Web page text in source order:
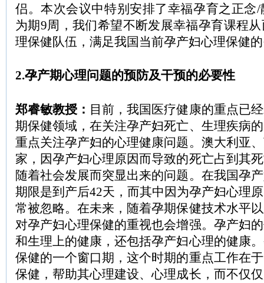
侣。本次会议中特别安排了幸福孕育之正念
为期9周，我们希望不断发展幸福孕育课程
理保健队伍，满足我国当前孕产妇心理保健
2.孕产期心理问题的预防及干预的必要性
郑睿敏教授： 目前，我国医疗健康的重点已
期保健领域，在关注孕产妇死亡、生理疾病
重点关注孕产妇的心理健康问题。澳大利亚
家，因孕产妇心理原因而导致的死亡占到其
随着社会发展而突显出来的问题。在我国孕
期限是到产后42天，而其中因为孕产妇心理
常被忽略。在未来，随着孕期保健技术水平
对孕产妇心理保健的重视也会增强。孕产妇
和生理上的健康，还包括孕产妇心理的健康
保健的一个窗口期，这个时期的重点工作在
保健，帮助其心理建设、心理成长，而不仅